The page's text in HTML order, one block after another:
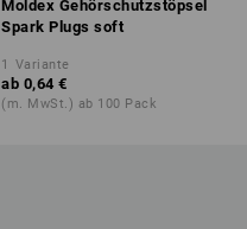
Moldex Gehörschutzstöpsel
Spark Plugs soft
1 Variante
ab 0,64 €
(m. MwSt.) ab 100 Pack